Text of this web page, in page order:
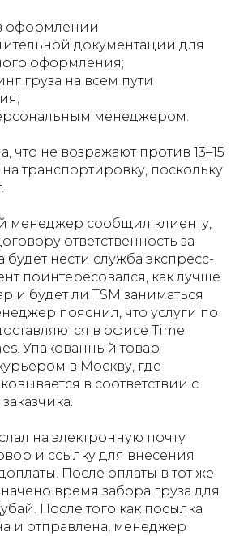
оформлении
документации для
оформления;
груза на всем пути
менеджером.
что не возражают против 13–15
транспортировку, поскольку
менеджер сообщил клиенту,
ответственность за
будет нести служба экспресс-
поинтересовался, как лучше
и будет ли TSM заниматься
пояснил, что услуги по
в офисе Time
Упакованный товар
в Москву, где
в соответствии с
на электронную почту
и ссылку для внесения
После оплаты в тот же
время забора груза для
После того как посылка
и отправлена, менеджер